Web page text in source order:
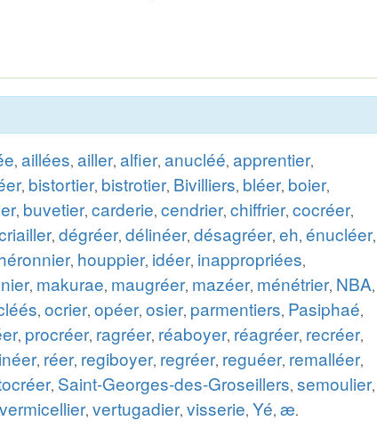
, aillées, ailler, alfier, anucléé, apprentier,
, bistortier, bistrotier, Bivilliers, bléer, boier,
, buvetier, carderie, cendrier, chiffrier, cocréer,
, dégréer, délinéer, désagréer, eh, énucléer,
, houppier, idéer, inappropriées,
, makurae, maugréer, mazéer, ménétrier, NBA,
, ocrier, opéer, osier, parmentiers, Pasiphaé,
, procréer, ragréer, réaboyer, réagréer, recréer,
, réer, regiboyer, regréer, reguéer, remalléer,
, Saint-Georges-des-Groseillers, semoulier,
vermicellier, vertugadier, visserie, Yé, æ.